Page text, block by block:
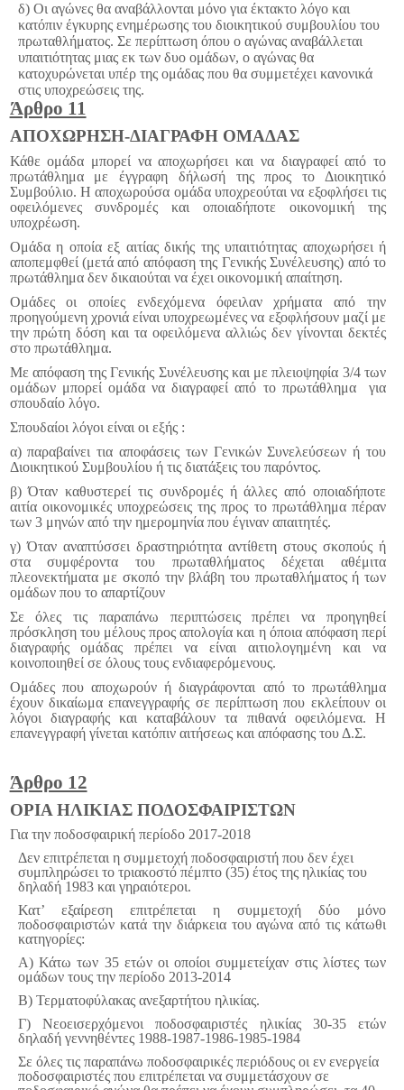
δ) Οι αγώνες θα αναβάλλονται μόνο για έκτακτο λόγο και
κατόπιν έγκυρης ενημέρωσης του διοικητικού συμβουλίου του
πρωταθλήματος. Σε περίπτωση όπου ο αγώνας αναβάλλεται
υπαιτιότητας μιας εκ των δυο ομάδων, ο αγώνας θα
κατοχυρώνεται υπέρ της ομάδας που θα συμμετέχει κανονικά
στις υποχρεώσεις της.
Άρθρο 11
ΑΠΟΧΩΡΗΣΗ-ΔΙΑΓΡΑΦΗ ΟΜΑΔΑΣ
Κάθε ομάδα μπορεί να αποχωρήσει και να διαγραφεί από το
πρωτάθλημα με έγγραφη δήλωσή της προς το Διοικητικό
Συμβούλιο. Η αποχωρούσα ομάδα υποχρεούται να εξοφλήσει τις
οφειλόμενες συνδρομές και οποιαδήποτε οικονομική της
υποχρέωση.
Ομάδα η οποία εξ αιτίας δικής της υπαιτιότητας αποχωρήσει ή
αποπεμφθεί (μετά από απόφαση της Γενικής Συνέλευσης) από το
πρωτάθλημα δεν δικαιούται να έχει οικονομική απαίτηση.
Ομάδες οι οποίες ενδεχόμενα όφειλαν χρήματα από την
προηγούμενη χρονιά είναι υποχρεωμένες να εξοφλήσουν μαζί με
την πρώτη δόση και τα οφειλόμενα αλλιώς δεν γίνονται δεκτές
στο πρωτάθλημα.
Με απόφαση της Γενικής Συνέλευσης και με πλειοψηφία 3/4 των
ομάδων μπορεί ομάδα να διαγραφεί από το πρωτάθλημα για
σπουδαίο λόγο.
Σπουδαίοι λόγοι είναι οι εξής :
α) παραβαίνει τια αποφάσεις των Γενικών Συνελεύσεων ή του
Διοικητικού Συμβουλίου ή τις διατάξεις του παρόντος.
β) Όταν καθυστερεί τις συνδρομές ή άλλες από οποιαδήποτε
αιτία οικονομικές υποχρεώσεις της προς το πρωτάθλημα πέραν
των 3 μηνών από την ημερομηνία που έγιναν απαιτητές.
γ) Όταν αναπτύσσει δραστηριότητα αντίθετη στους σκοπούς ή
στα συμφέροντα του πρωταθλήματος δέχεται αθέμιτα
πλεονεκτήματα με σκοπό την βλάβη του πρωταθλήματος ή των
ομάδων που το απαρτίζουν
Σε όλες τις παραπάνω περιπτώσεις πρέπει να προηγηθεί
πρόσκληση του μέλους προς απολογία και η όποια απόφαση περί
διαγραφής ομάδας πρέπει να είναι αιτιολογημένη και να
κοινοποιηθεί σε όλους τους ενδιαφερόμενους.
Ομάδες που αποχωρούν ή διαγράφονται από το πρωτάθλημα
έχουν δικαίωμα επανεγγραφής σε περίπτωση που εκλείπουν οι
λόγοι διαγραφής και καταβάλουν τα πιθανά οφειλόμενα. Η
επανεγγραφή γίνεται κατόπιν αιτήσεως και απόφασης του Δ.Σ.
Άρθρο 12
ΟΡΙΑ ΗΛΙΚΙΑΣ ΠΟΔΟΣΦΑΙΡΙΣΤΩΝ
Για την ποδοσφαιρική περίοδο 2017-2018
Δεν επιτρέπεται η συμμετοχή ποδοσφαιριστή που δεν έχει
συμπληρώσει το τριακοστό πέμπτο (35) έτος της ηλικίας του
δηλαδή 1983 και γηραιότεροι.
Κατ’ εξαίρεση επιτρέπεται η συμμετοχή δύο μόνο
ποδοσφαιριστών κατά την διάρκεια του αγώνα από τις κάτωθι
κατηγορίες:
Α) Κάτω των 35 ετών οι οποίοι συμμετείχαν στις λίστες των
ομάδων τους την περίοδο 2013-2014
Β) Τερματοφύλακας ανεξαρτήτου ηλικίας.
Γ) Νεοεισερχόμενοι ποδοσφαιριστές ηλικίας 30-35 ετών
δηλαδή γεννηθέντες 1988-1987-1986-1985-1984
Σε όλες τις παραπάνω ποδοσφαιρικές περιόδους οι εν ενεργεία
ποδοσφαιριστές που επιτρέπεται να συμμετάσχουν σε